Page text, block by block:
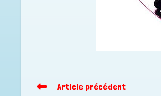
Read
Article précédent